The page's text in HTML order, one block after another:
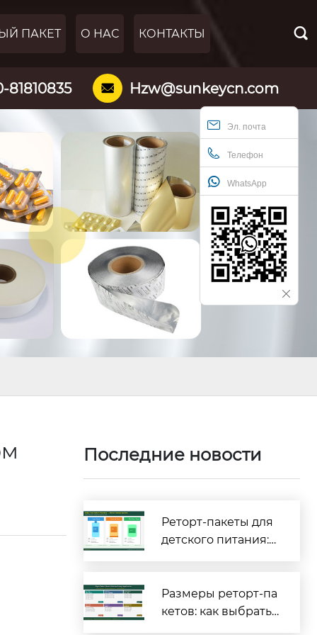
ПАКЕТ О НАС КОНТАКТЫ 
81810835  Hzw@sunkeycn.com
Эл. почта
Телефон
WhatsApp
Последние новости
Реторт-пакеты для
детского питания:
и соответствию тре
бованиям [2026]
Размеры реторт-па
кетов: как выбрать